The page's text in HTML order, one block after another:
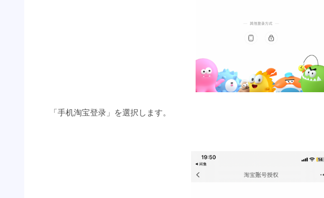
「手机淘宝登录」を選択します。